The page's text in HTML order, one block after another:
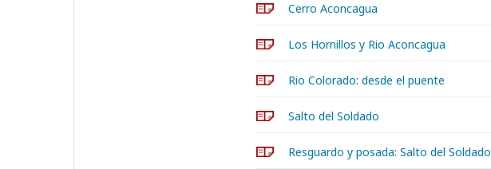
Cerro Aconcagua
Los Hornillos y Rio Aconcagua
Rio Colorado: desde el puente
Salto del Soldado
Resguardo y posada: Salto del Soldado